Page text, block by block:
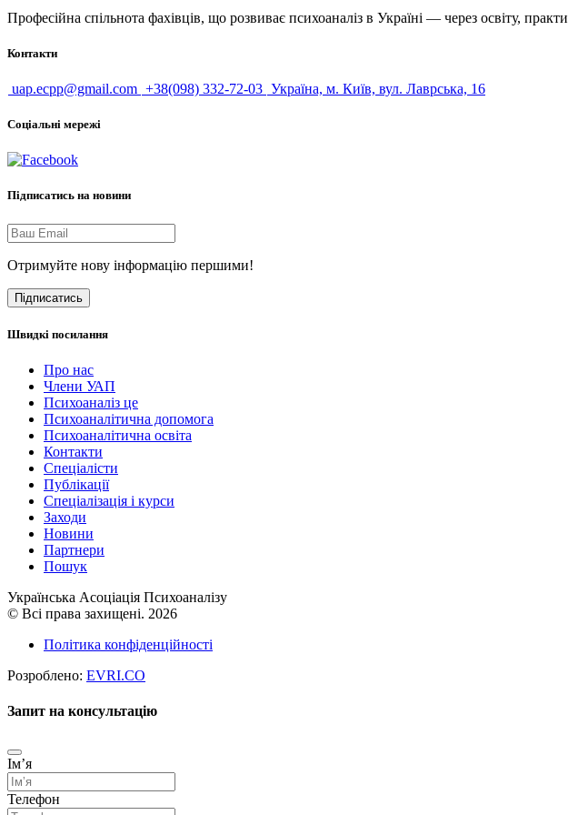
Професійна спільнота фахівців, що розвиває психоаналіз в Україні — через освіту,
Контакти
uap.ecpp@gmail.com +38(098) 332-72-03 Україна, м. Київ, вул. Лаврська, 16
Соціальні мережі
Підписатись на новини
Отримуйте нову інформацію першими!
Підписатись
Швидкі посилання
Про нас
Члени УАП
Психоаналіз це
Психоаналітична допомога
Психоаналітична освіта
Контакти
Спеціалісти
Публікації
Cпеціалізація і курси
Заходи
Новини
Партнери
Пошук
Українська Асоціація Психоаналізу
© Всі права захищені. 2026
Політика конфіденційності
Розроблено: EVRI.CO
Запит на консультацію
Імʼя
Телефон